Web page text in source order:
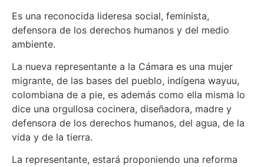
Es una reconocida lideresa social, feminista,
defensora de los derechos humanos y del medio
ambiente.
La nueva representante a la Cámara es una mujer
migrante, de las bases del pueblo, indígena wayuu,
colombiana de a pie, es además como ella misma lo
dice una orgullosa cocinera, diseñadora, madre y
defensora de los derechos humanos, del agua, de la
vida y de la tierra.
La representante, estará proponiendo una reforma